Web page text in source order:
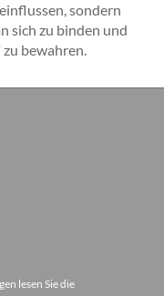
sondern
sich zu binden und
bewahren.
lesen Sie die